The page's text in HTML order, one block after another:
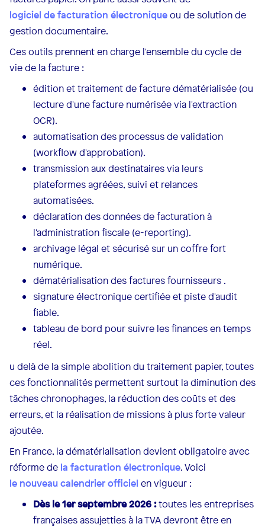
logiciel de facturation électroniqueou de solution de
gestion documentaire.
Ces outils prennent en charge l'ensemble du cycle de
vie de la facture :
édition et traitement de facture dématérialisée (ou
lecture d'une facture numérisée via l'extraction
OCR).
automatisation des processus de validation
(workflow d'approbation).
transmission aux destinataires via leurs
plateformes agréées, suivi et relances
automatisées.
déclaration des données de facturation à
l'administration fiscale (e-reporting).
archivage légal et sécurisé sur un coffre fort
numérique.
dématérialisation des factures fournisseurs .
signature électronique certifiée et piste d'audit
fiable.
tableau de bord pour suivre les finances en temps
réel.
u delà de la simple abolition du traitement papier, toutes
ces fonctionnalités permettent surtout la diminution des
tâches chronophages, la réduction des coûts et des
erreurs, et la réalisation de missions à plus forte valeur
ajoutée.
En France, la dématérialisation devient obligatoire avec
réforme de la facturation électronique. Voici
le nouveau calendrier officiel en vigueur :
Dès le 1er septembre 2026 :toutes les entreprises
françaises assujetties à la TVA devront être en